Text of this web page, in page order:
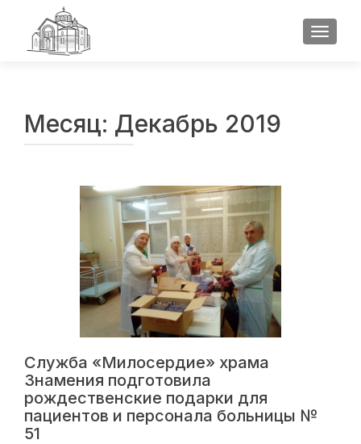
Месяц: Декабрь 2019
Служба «Милосердие» храма
Знамения подготовила
рождественские подарки для
пациентов и персонала больницы №
51